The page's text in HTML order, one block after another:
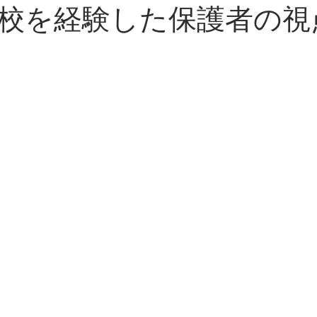
を経験した保護者の